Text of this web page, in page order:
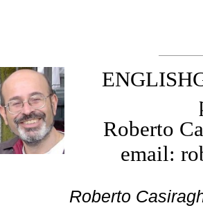
Roberto
email:
Roberto